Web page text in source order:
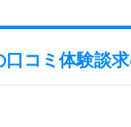
コミ体験談